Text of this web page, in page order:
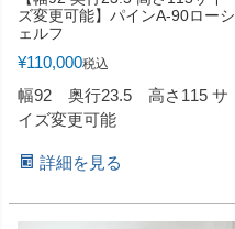
ズ変更可能】パインA-90ローシ
ェルフ
¥110,000税込
幅92 奥行23.5 高さ115 サ
イズ変更可能
詳細を見る